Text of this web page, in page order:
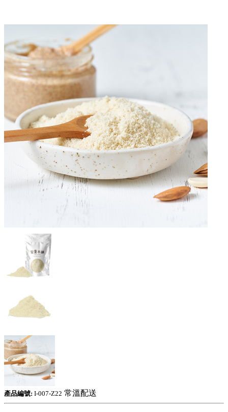
產品編號: I-007-Z22 常溫配送